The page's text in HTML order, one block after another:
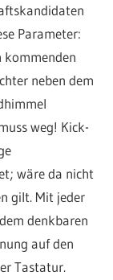
Parameter:
kommenden
neben dem
weg! Kick-
wäre da nicht
gilt. Mit jeder
denkbaren
auf den
Tastatur.